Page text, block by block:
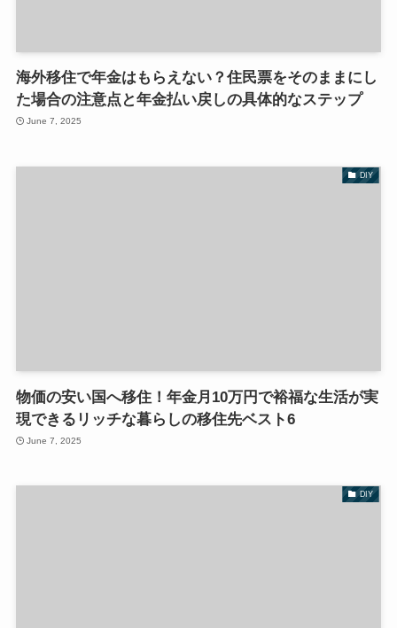
海外移住で年金はもらえない？住民票をそのままにし
た場合の注意点と年金払い戻しの具体的なステップ
June 7, 2025
DIY
物価の安い国へ移住！年金月10万円で裕福な生活が実
現できるリッチな暮らしの移住先ベスト6
June 7, 2025
DIY